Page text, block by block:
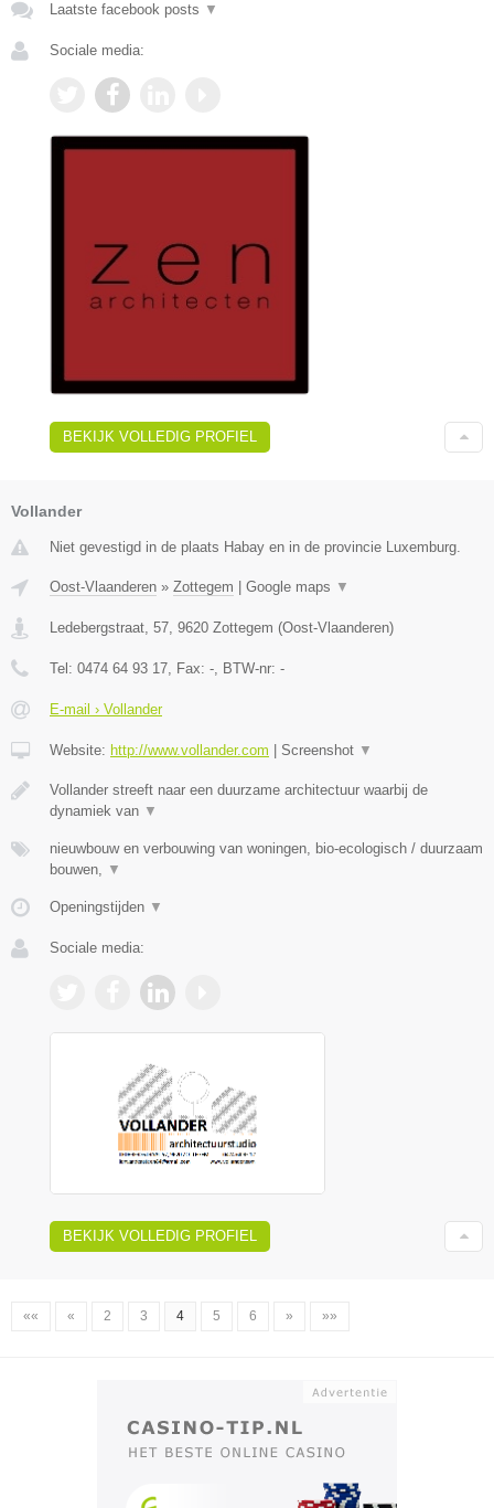
Laatste facebook posts ▼
Sociale media:
BEKIJK VOLLEDIG PROFIEL
Vollander
Niet gevestigd in de plaats Habay en in de provincie Luxemburg.
Oost-Vlaanderen » Zottegem Google maps ▼
Ledebergstraat, 57, 9620 Zottegem (Oost-Vlaanderen)
Tel: 0474 64 93 17, Fax: -, BTW-nr: -
E-mail › Vollander
Website: http://www.vollander.com Screenshot ▼
Vollander streeft naar een duurzame architectuur waarbij de
dynamiek van ▼
nieuwbouw en verbouwing van woningen, bio-ecologisch / duurzaam
bouwen, ▼
Openingstijden ▼
Sociale media:
BEKIJK VOLLEDIG PROFIEL
«« « 2 3 4 5 6 » »»